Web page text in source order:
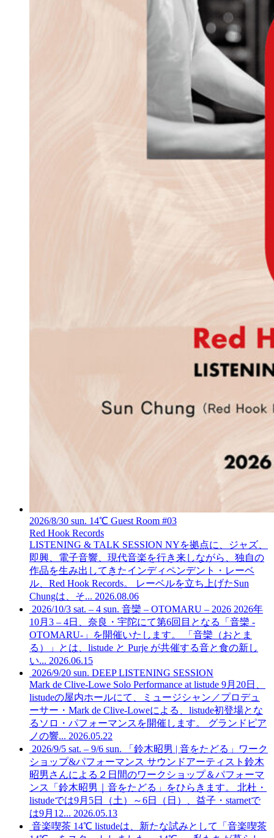
2026/8/30 sun. 14℃ Guest Room #03
Red Hook Records
LISTENING & TALK SESSION NYを拠点に、ジャズ、
即興、電子音響、現代音楽を行き来しながら、独自の
作品を生み出してきたインディペンデント・レーベ
ル、Red Hook Records。 レーベルを立ち上げたSun
Chungは、そ... 2026.08.06
2026/10/3 sat. – 4 sun. 音欒 – OTOMARU – 2026 2026年
10月3 – 4日、奈良・宇陀にて第6回目となる「音欒 -
OTOMARU-」を開催いたします。 「音欒（おとま
る）」とは、listude と Purje が共催する音と食の新し
い... 2026.06.15
2026/9/20 sun. DEEP LISTENING SESSION
Mark de Clive-Lowe Solo Performance at listude 9月20日、
listudeの屋内ホールにて、ミュージシャン／プロデュ
ーサー・Mark de Clive-Loweによる、listude初登場とな
るソロ・パフォーマンスを開催します。 グランドピア
ノの響... 2026.05.22
2026/9/5 sat. – 9/6 sun. 「鈴木昭男 | 音をたどる」ワーク
ショップ&パフォーマンス サウンドアーティスト鈴木
昭男さんによる２日間のワークショップ＆パフォーマ
ンス「鈴木昭男｜音をたどる」をひらきます。 北杜・
listudeでは9月5日（土）～6日（日）、益子・starnetで
は9月12... 2026.05.13
音楽喫茶 14℃ listudeは、新たな試みとして「音楽喫茶